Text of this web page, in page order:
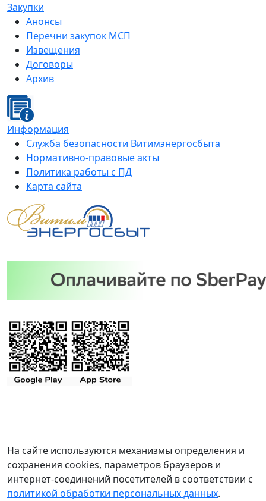
Закупки
Анонсы
Перечни закупок МСП
Извещения
Договоры
Архив
Информация
Служба безопасности Витимэнергосбыта
Нормативно-правовые акты
Политика работы с ПД
Карта сайта
На сайте используются механизмы определения и
сохранения cookies, параметров браузеров и
интернет-соединений посетителей в соответствии с
политикой обработки персональных данных.